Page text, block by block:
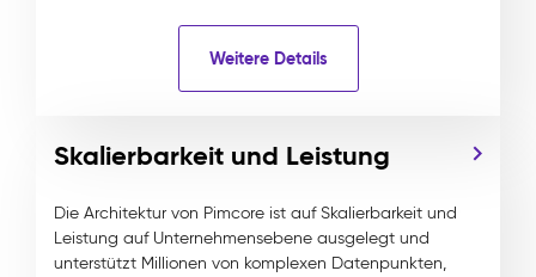
Weitere Details
Skalierbarkeit und Leistung
Die Architektur von Pimcore ist auf Skalierbarkeit und
Leistung auf Unternehmensebene ausgelegt und
unterstützt Millionen von komplexen Datenpunkten,